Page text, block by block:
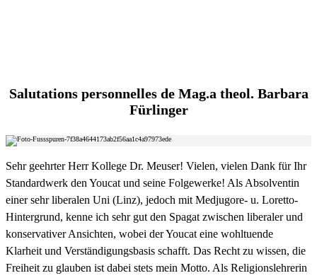
Salutations personnelles de Mag.a theol. Barbara
Fürlinger
Sehr geehrter Herr Kollege Dr. Meuser! Vielen, vielen Dank für Ihr
Standardwerk den Youcat und seine Folgewerke! Als Absolventin
einer sehr liberalen Uni (Linz), jedoch mit Medjugore- u. Loretto-
Hintergrund, kenne ich sehr gut den Spagat zwischen liberaler und
konservativer Ansichten, wobei der Youcat eine wohltuende
Klarheit und Verständigungsbasis schafft. Das Recht zu wissen, die
Freiheit zu glauben ist dabei stets mein Motto. Als Religionslehrerin